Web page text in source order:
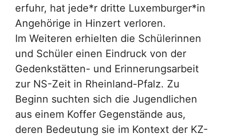
erfuhr, hat jede*r dritte Luxemburger*in
Angehörige in Hinzert verloren.
Im Weiteren erhielten die Schülerinnen
und Schüler einen Eindruck von der
Gedenkstätten- und Erinnerungsarbeit
zur NS-Zeit in Rheinland-Pfalz. Zu
Beginn suchten sich die Jugendlichen
aus einem Koffer Gegenstände aus,
deren Bedeutung sie im Kontext der KZ-